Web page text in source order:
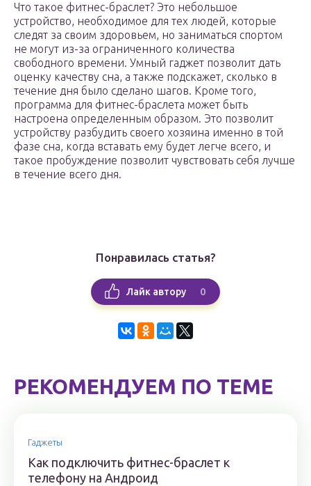
Что такое фитнес-браслет? Это небольшое
устройство, необходимое для тех людей, которые
следят за своим здоровьем, но заниматься спортом
не могут из-за ограниченного количества
свободного времени. Умный гаджет позволит дать
оценку качеству сна, а также подскажет, сколько в
течение дня было сделано шагов. Кроме того,
программа для фитнес-браслета может быть
настроена определенным образом. Это позволит
устройству разбудить своего хозяина именно в той
фазе сна, когда вставать ему будет легче всего, и
такое пробуждение позволит чувствовать себя лучше
в течение всего дня.
Понравилась статья?
Лайк автору 0
РЕКОМЕНДУЕМ ПО ТЕМЕ
Гаджеты
Как подключить фитнес-браслет к
телефону на Андроид